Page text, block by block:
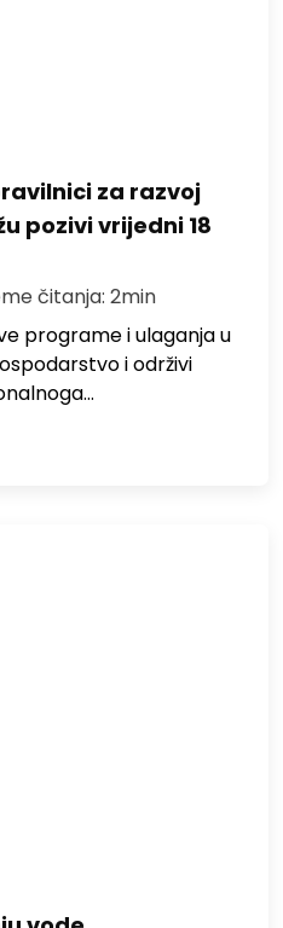
za razvoj
pozivi vrijedni 18
čitanja: 2min
programe i ulaganja u
i održivi